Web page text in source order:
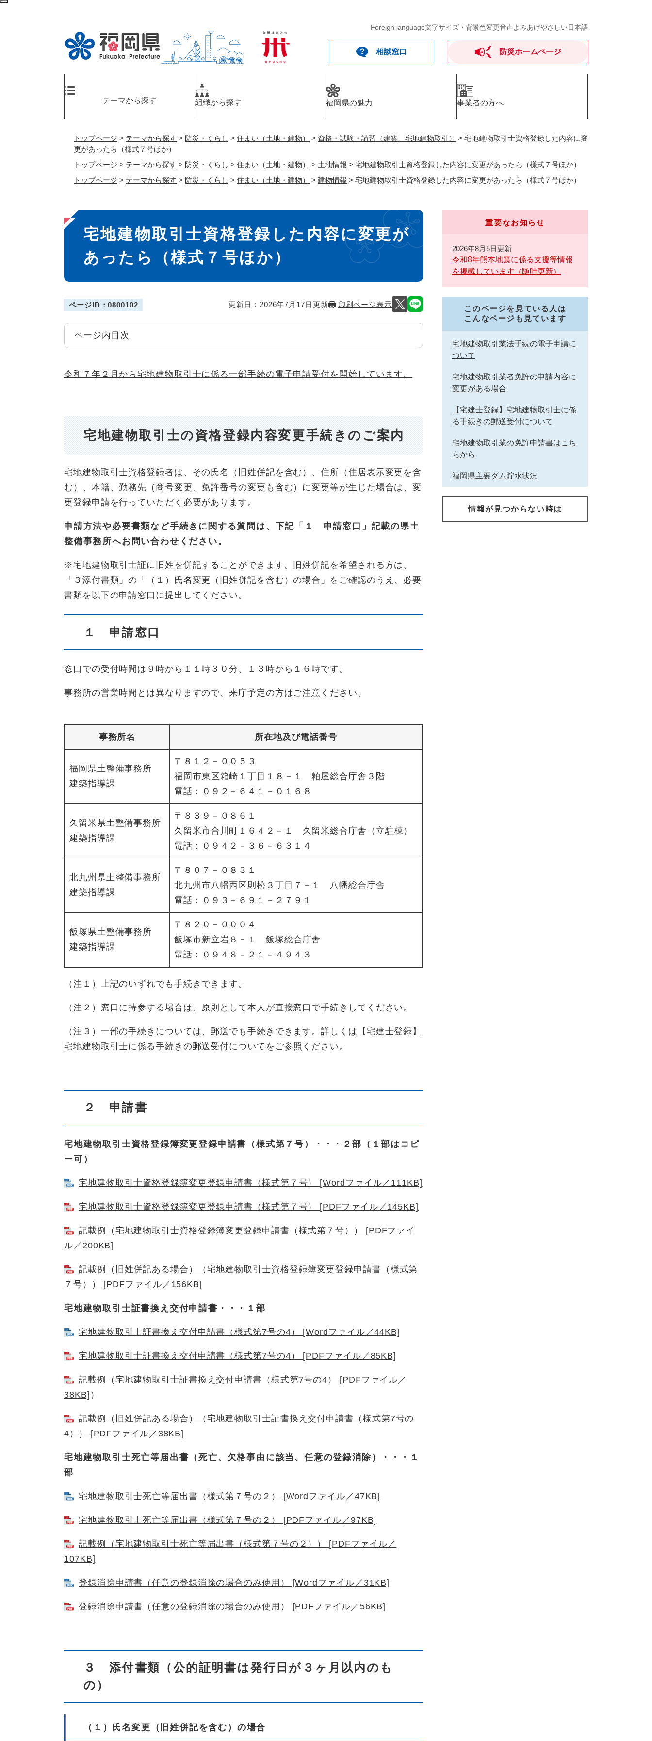
ペ
Foreign language文字サイズ・背景色変更音声よみあげやさしい日本語
相談窓口 防災ホームページ
テーマから探す 組織から探す 福岡県の魅力 事業者の方へ
トップページ > テーマから探す > 防災・くらし > 住まい（土地・建物） > 資格・試験・講習（建築、宅地建物取引） > 宅地建物取引士資格登録した内容に変
更があったら（様式７号ほか）
トップページ > テーマから探す > 防災・くらし > 住まい（土地・建物） > 土地情報 > 宅地建物取引士資格登録した内容に変更があったら（様式７号ほか）
トップページ > テーマから探す > 防災・くらし > 住まい（土地・建物） > 建物情報 > 宅地建物取引士資格登録した内容に変更があったら（様式７号ほか）
本
文
宅地建物取引士資格登録した内容に変更が
あったら（様式７号ほか）
ページID：0800102 更新日：2026年7月17日更新 印刷ページ表示
ページ内目次
令和７年２月から宅地建物取引士に係る一部手続の電子申請受付を開始しています。
宅地建物取引士の資格登録内容変更手続きのご案内
宅地建物取引士資格登録者は、その氏名（旧姓併記を含む）、住所（住居表示変更を含
む）、本籍、勤務先（商号変更、免許番号の変更も含む）に変更等が生じた場合は、変
更登録申請を行っていただく必要があります。
申請方法や必要書類など手続きに関する質問は、下記「１ 申請窓口」記載の県土
整備事務所へお問い合わせください。
※宅地建物取引士証に旧姓を併記することができます。旧姓併記を希望される方は、
「３添付書類」の「（１）氏名変更（旧姓併記を含む）の場合」をご確認のうえ、必要
書類を以下の申請窓口に提出してください。
１ 申請窓口
窓口での受付時間は９時から１１時３０分、１３時から１６時です。
事務所の営業時間とは異なりますので、来庁予定の方はご注意ください。
事務所名 所在地及び電話番号
福岡県土整備事務所
建築指導課
〒８１２－００５３
福岡市東区箱崎１丁目１８－１ 粕屋総合庁舎３階
電話：０９２－６４１－０１６８
久留米県土整備事務所
建築指導課
〒８３９－０８６１
久留米市合川町１６４２－１ 久留米総合庁舎（立駐棟）
電話：０９４２－３６－６３１４
北九州県土整備事務所
建築指導課
〒８０７－０８３１
北九州市八幡西区則松３丁目７－１ 八幡総合庁舎
電話：０９３－６９１－２７９１
飯塚県土整備事務所
建築指導課
〒８２０－０００４
飯塚市新立岩８－１ 飯塚総合庁舎
電話：０９４８－２１－４９４３
（注１）上記のいずれでも手続きできます。
（注２）窓口に持参する場合は、原則として本人が直接窓口で手続きしてください。
（注３）一部の手続きについては、郵送でも手続きできます。詳しくは 【宅建士登録】
宅地建物取引士に係る手続きの郵送受付について をご参照ください。
２ 申請書
宅地建物取引士資格登録簿変更登録申請書（様式第７号）・・・２部（１部はコピ
ー可）
宅地建物取引士資格登録簿変更登録申請書（様式第７号） [Wordファイル／111KB]
宅地建物取引士資格登録簿変更登録申請書（様式第７号） [PDFファイル／145KB]
記載例（宅地建物取引士資格登録簿変更登録申請書（様式第７号）） [PDFファイ
ル／200KB]
記載例（旧姓併記ある場合）（宅地建物取引士資格登録簿変更登録申請書（様式第
７号）） [PDFファイル／156KB]
宅地建物取引士証書換え交付申請書・・・１部
宅地建物取引士証書換え交付申請書（様式第7号の4） [Wordファイル／44KB]
宅地建物取引士証書換え交付申請書（様式第7号の4） [PDFファイル／85KB]
記載例（宅地建物取引士証書換え交付申請書（様式第7号の4） [PDFファイル／
38KB] ）
記載例（旧姓併記ある場合）（宅地建物取引士証書換え交付申請書（様式第7号の
4）） [PDFファイル／38KB]
宅地建物取引士死亡等届出書（死亡、欠格事由に該当、任意の登録消除）・・・１
部
宅地建物取引士死亡等届出書（様式第７号の２） [Wordファイル／47KB]
宅地建物取引士死亡等届出書（様式第７号の２） [PDFファイル／97KB]
記載例（宅地建物取引士死亡等届出書（様式第７号の２）） [PDFファイル／
107KB]
登録消除申請書（任意の登録消除の場合のみ使用） [Wordファイル／31KB]
登録消除申請書（任意の登録消除の場合のみ使用） [PDFファイル／56KB]
３ 添付書類（公的証明書は発行日が３ヶ月以内のも
の）
（１）氏名変更（旧姓併記を含む）の場合
重要なお知らせ
2026年8月5日更新
令和8年熊本地震に係る支援等情報
を掲載しています（随時更新）
このページを見ている人は
こんなページも見ています
宅地建物取引業法手続の電子申請に
ついて
宅地建物取引業者免許の申請内容に
変更がある場合
【宅建士登録】宅地建物取引士に係
る手続きの郵送受付について
宅地建物取引業の免許申請書はこち
らから
福岡県主要ダム貯水状況
情報が見つからない時は